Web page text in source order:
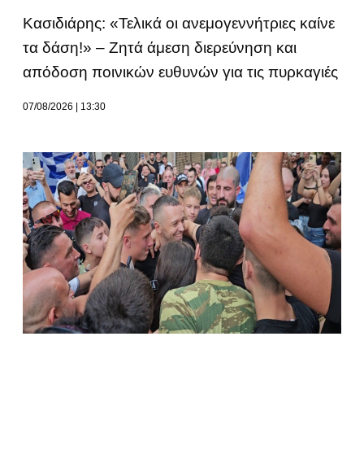
Κασιδιάρης: «Τελικά οι ανεμογεννήτριες καίνε
τα δάση!» – Ζητά άμεση διερεύνηση και
απόδοση ποινικών ευθυνών για τις πυρκαγιές
07/08/2026 13:30